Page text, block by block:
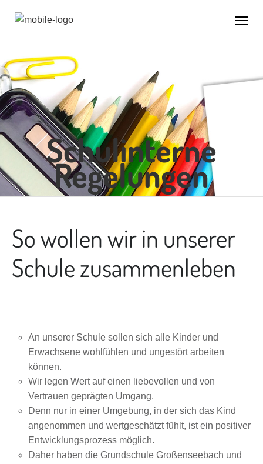
Schulinterne
Regelungen
So wollen wir in unserer
Schule zusammenleben
An unserer Schule sollen sich alle Kinder und
Erwachsene wohlfühlen und ungestört arbeiten
können.
Wir legen Wert auf einen liebevollen und von
Vertrauen geprägten Umgang.
Denn nur in einer Umgebung, in der sich das Kind
angenommen und wertgeschätzt fühlt, ist ein positiver
Entwicklungsprozess möglich.
Daher haben die Grundschule Großenseebach und